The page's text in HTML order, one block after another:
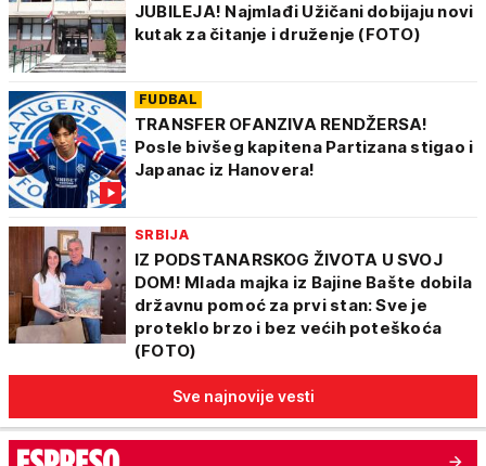
JUBILEJA! Najmlađi Užičani dobijaju novi
kutak za čitanje i druženje (FOTO)
FUDBAL
TRANSFER OFANZIVA RENDŽERSA!
Posle bivšeg kapitena Partizana stigao i
Japanac iz Hanovera!
SRBIJA
IZ PODSTANARSKOG ŽIVOTA U SVOJ
DOM! Mlada majka iz Bajine Bašte dobila
državnu pomoć za prvi stan: Sve je
proteklo brzo i bez većih poteškoća
(FOTO)
Sve najnovije vesti